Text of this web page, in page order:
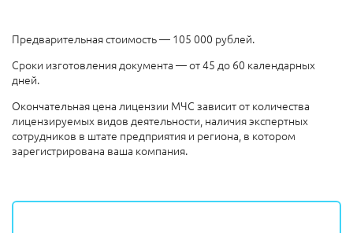
Предварительная стоимость — 105 000 рублей.
Сроки изготовления документа — от 45 до 60 календарных
дней.
Окончательная цена лицензии МЧС зависит от количества
лицензируемых видов деятельности, наличия экспертных
сотрудников в штате предприятия и региона, в котором
зарегистрирована ваша компания.